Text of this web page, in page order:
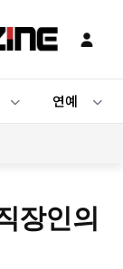
연예
장인의